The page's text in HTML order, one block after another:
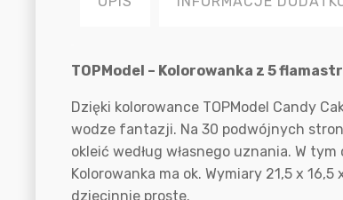
TOPModel – Kolorowanka z 5
Dzięki kolorowance TOPModel Candy
wodze fantazji. Na 30 podwójnych
okleić według własnego uznania. W
Kolorowanka ma ok. Wymiary 21,5 x
dziecinnie proste.